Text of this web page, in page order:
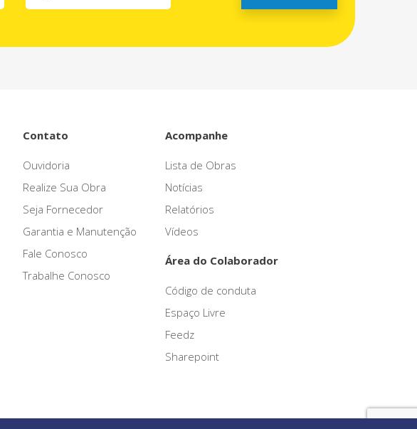
Contato
Ouvidoria
Realize Sua Obra
Seja Fornecedor
Garantia e Manutenção
Fale Conosco
Trabalhe Conosco
Acompanhe
Lista de Obras
Notícias
Relatórios
Vídeos
Área do Colaborador
Código de conduta
Espaço Livre
Feedz
Sharepoint